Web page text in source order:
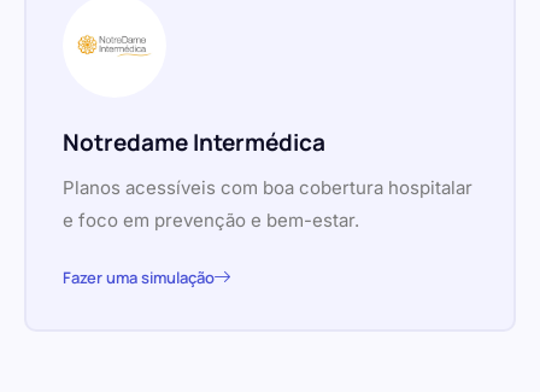
Notredame Intermédica
Planos acessíveis com boa cobertura hospitalar
e foco em prevenção e bem-estar.
Fazer uma simulação